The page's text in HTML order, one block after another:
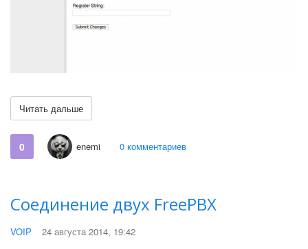
Читать дальше
0 enemi 0 комментариев
Соединение двух FreePBX
VOIP 24 августа 2014, 19:42